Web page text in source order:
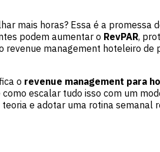
mais horas? Essa é a promessa
podem aumentar o RevPAR,
management hoteleiro
o revenue management para
escalar tudo isso com um
e adotar uma rotina